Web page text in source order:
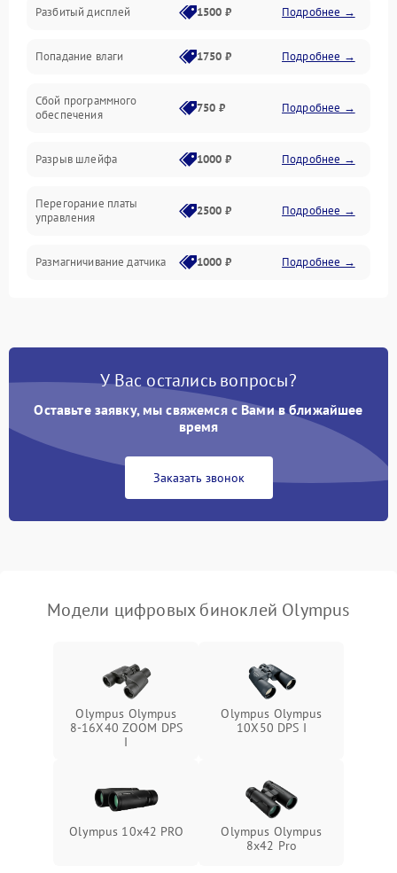
Механика
Управление
Электропитание
Разбитый дисплей 1500 ₽ Подробнее →
Попадание влаги 1750 ₽ Подробнее →
Сбой программного
обеспечения
750 ₽ Подробнее →
Разрыв шлейфа 1000 ₽ Подробнее →
Перегорание платы
управления
2500 ₽ Подробнее →
Размагничивание датчика 1000 ₽ Подробнее →
цветов дисплея
Подробнее →
коркое время
1000 ₽ Подробнее →
1500 ₽ Подробнее →
У Вас остались вопросы?
Оставьте заявку, мы свяжемся с Вами в ближайшее
время
Заказать звонок
Модели цифровых биноклей Olympus
Olympus Olympus
8-16X40 ZOOM DPS
I
Olympus Olympus
10X50 DPS I
Olympus 10x42 PRO
Olympus Olympus
8x42 Pro